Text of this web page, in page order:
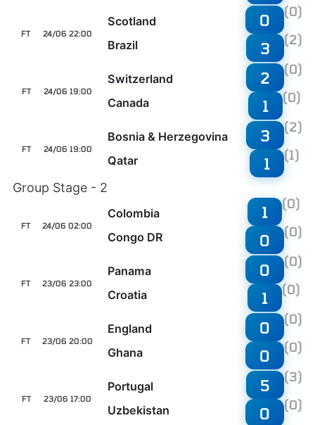
24/06 22:00
FT
Scotland
Brazil
0 (0)
3 (2)
24/06 19:00
FT
Switzerland
Canada
2 (0)
1 (0)
24/06 19:00
FT
Bosnia & Herzegovina
Qatar
3 (2)
1 (1)
Group Stage - 2
24/06 02:00
FT
Colombia
Congo DR
1 (0)
0 (0)
23/06 23:00
FT
Panama
Croatia
0 (0)
1 (0)
23/06 20:00
FT
England
Ghana
0 (0)
0 (0)
23/06 17:00
FT
Portugal
Uzbekistan
5 (3)
0 (0)